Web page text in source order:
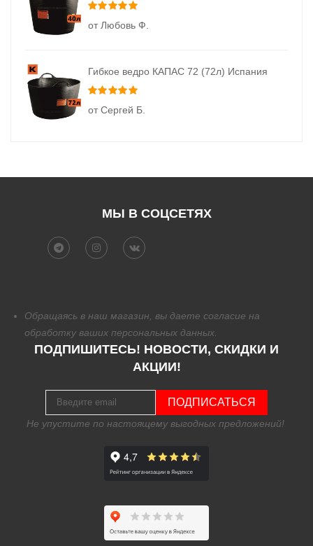
от Любовь Ф.
Гибкое ведро КАПАС 72 (72л) Испания
от Сергей Б.
МЫ В СОЦСЕТЯХ
Обращаясь в наш магазин, вы даете согласие на
обработку ваших персональных данных.
ПОДПИШИТЕСЬ! НОВОСТИ, СКИДКИ И
АКЦИИ!
ПОДПИСАТЬСЯ
Не упустите по настоящему выгодных предложений!